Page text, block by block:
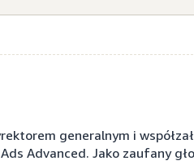
generalnym i
Advanced. Jako zaufany